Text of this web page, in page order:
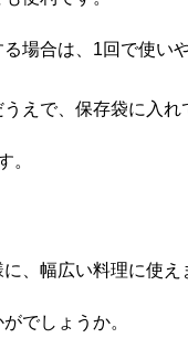
場合は、1回で使い
えで、保存袋に入れ
。
、幅広い料理に使え
でしょうか。